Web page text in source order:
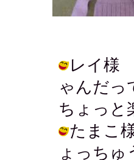
レイ様
ゃんだっ
ちょっと
たまこ
ょっち